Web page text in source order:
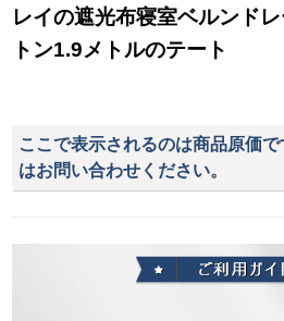
レイの遮光布寝室ベルンド
トン1.9メトルのテート
ここで表示されるのは商品原価
はお問い合わせください。